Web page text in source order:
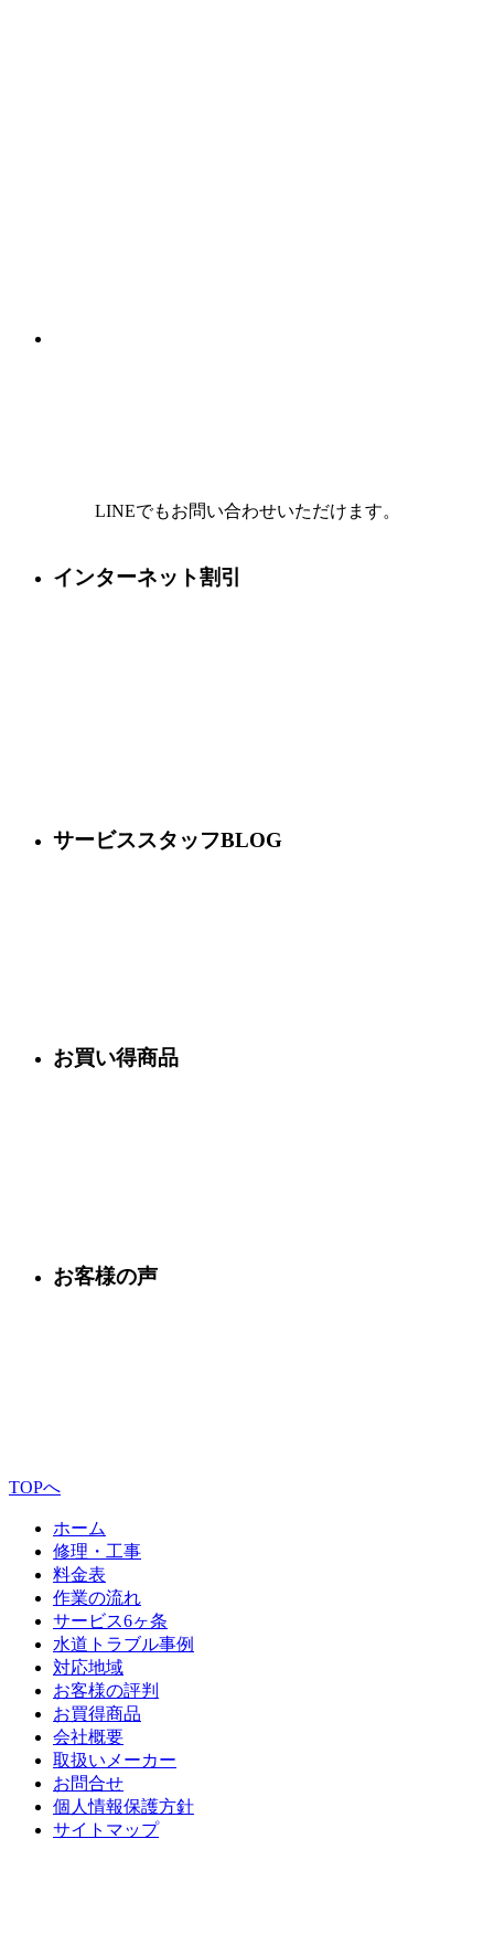
LINEでもお問い合わせいただけます。
インターネット割引
サービススタッフBLOG
お買い得商品
お客様の声
TOPへ
ホーム
修理・工事
料金表
作業の流れ
サービス6ヶ条
水道トラブル事例
対応地域
お客様の評判
お買得商品
会社概要
取扱いメーカー
お問合せ
個人情報保護方針
サイトマップ